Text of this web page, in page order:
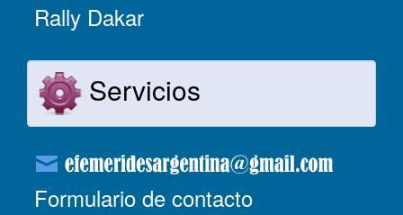
Rally Dakar
Servicios
Formulario de contacto